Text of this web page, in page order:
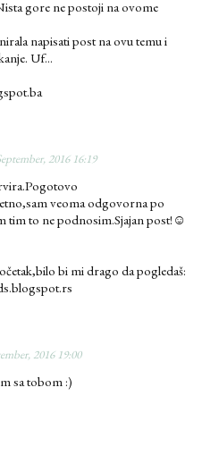
gore ne postoji na ovome
napisati post na ovu temu i
Uf...
2016 16:19
veoma odgovorna po
tim to ne podnosim.Sjajan post!☺
bi mi drago da pogledaš:
2016 19:00
sa tobom :)